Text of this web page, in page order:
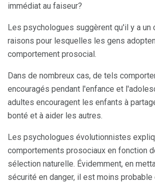
immédiat au faiseur?
Les psychologues suggèrent qu'il y a un
raisons pour lesquelles les gens
comportement prosocial.
Dans de nombreux cas, de tels
encouragés pendant l'enfance et
adultes encouragent les enfants à
bonté et à aider les autres.
Les psychologues évolutionnistes
comportements prosociaux en fonction
sélection naturelle. Évidemment, en
sécurité en danger, il est moins probable